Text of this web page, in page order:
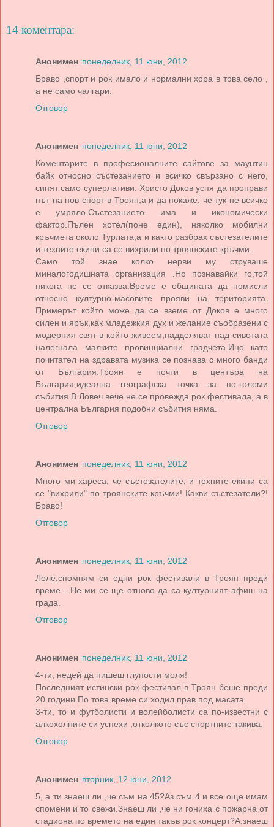
14 коментара:
Анонимен понеделник, 11 юни, 2012
Браво ,спорт и рок имало и нормални хора в това село ,
а не само чалгари.
Отговор
Анонимен понеделник, 11 юни, 2012
Коментарите в професионалните сайтове за маунтин
байк относно състезанието и всичко свързано с него,
сипят само суперлативи. Христо Доков успя да проправи
път на нов спорт в Троян,а и да покаже, че тук не всичко
е умряло.Състезанието има и икономически
фактор.Пълен хотел(поне един), няколко мобилни
кръчмета около Турлата,а и както разбрах състезателите
и техните екипи са се вихрили по троянските кръчми.
Само той знае колко нерви му струваше
миналогодишната организация .Но познавайки го,той
никога не се отказва.Време е общината да помисли
относно културно-масовите прояви на територията.
Примерът който може да се вземе от Доков е много
силен и ярък,как младежкия дух и желание съобразени с
модерния свят в който живеем,надделяват над сивотата
налегнала малките провинциални градчета.Ицо като
почитател на здравата музика се познава с много банди
от България.Троян е почти в центъра на
България,идеална географска точка за по-големи
събития.В Ловеч вече не се провежда рок фестивала, а в
централна България подобни събития няма.
Отговор
Анонимен понеделник, 11 юни, 2012
Много ми хареса, че състезателите, и техните екипи са
се "вихрили" по троянските кръчми! Какви състезатели?!
Браво!
Отговор
Анонимен понеделник, 11 юни, 2012
Леле,спомням си едни рок фестивали в Троян преди
време....Не ми се ще отново да са културният афиш на
града.
Отговор
Анонимен понеделник, 11 юни, 2012
4-ти, недей да пишеш глупости моля!
Последният истински рок фестивал в Троян беше преди
20 години.По това време си ходил прав под масата.
3-ти, то и футболисти и волейболисти са по-известни с
алкохолните си успехи ,отколкото със спортните такива.
Отговор
Анонимен вторник, 12 юни, 2012
5, а ти знаеш ли ,че съм на 45?Аз съм 4 и все още имам
спомени и то свежи.Знаеш ли ,че ни гониха с пожарна от
стадиона по времето на един такъв рок концерт?А,знаеш